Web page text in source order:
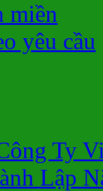
miền
yêu cầu
Ty
Lập